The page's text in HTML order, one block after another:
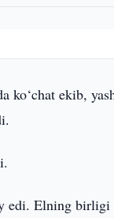
ko‘chat ekib,
edi. Elning